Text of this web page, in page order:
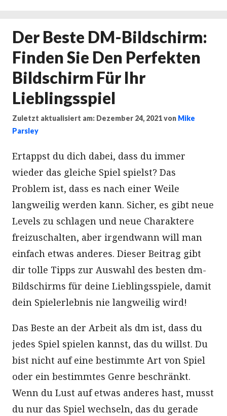
Der Beste DM-Bildschirm:
Finden Sie Den Perfekten
Bildschirm Für Ihr
Lieblingsspiel
Zuletzt aktualisiert am: Dezember 24, 2021von Mike
Parsley
Ertappst du dich dabei, dass du immer
wieder das gleiche Spiel spielst? Das
Problem ist, dass es nach einer Weile
langweilig werden kann. Sicher, es gibt neue
Levels zu schlagen und neue Charaktere
freizuschalten, aber irgendwann will man
einfach etwas anderes. Dieser Beitrag gibt
dir tolle Tipps zur Auswahl des besten dm-
Bildschirms für deine Lieblingsspiele, damit
dein Spielerlebnis nie langweilig wird!
Das Beste an der Arbeit als dm ist, dass du
jedes Spiel spielen kannst, das du willst. Du
bist nicht auf eine bestimmte Art von Spiel
oder ein bestimmtes Genre beschränkt.
Wenn du Lust auf etwas anderes hast, musst
du nur das Spiel wechseln, das du gerade